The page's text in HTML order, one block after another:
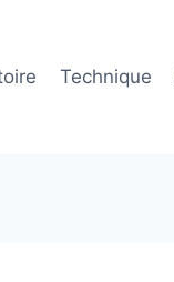
Technique